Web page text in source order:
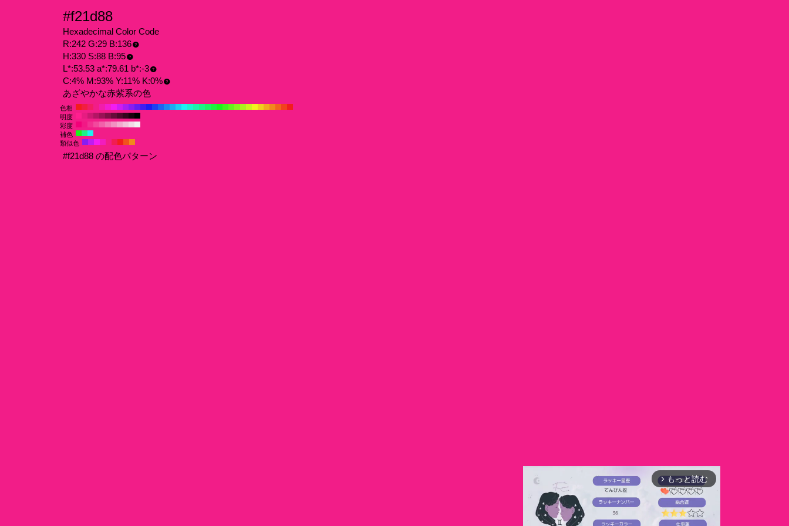
#f21d88
Hexadecimal Color Code
R:242 G:29 B:136
H:330 S:88 B:95
L*:53.53 a*:79.61 b*:-3
C:4% M:93% Y:11% K:0%
あざやかな赤紫系の色
色相
明度
彩度
補色
類似色
#f21d88 の配色パターン
arrow_forward_ios もっと読む